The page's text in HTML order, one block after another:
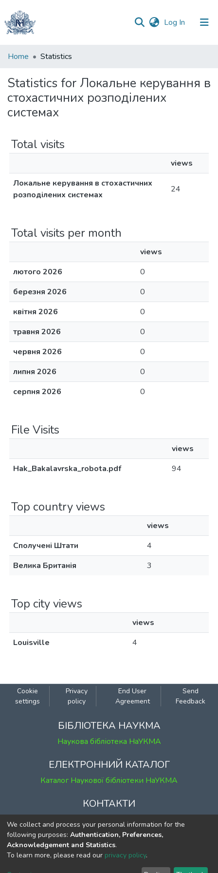
Log In (current)
Communities
Collections
All of DSpace
Home Statistics
Statistics for Локальне керування в
стохастичних розподілених
системах
Total visits
views
Локальне керування в стохастичних
розподілених системах
24
Total visits per month
views
лютого 2026
0
березня 2026
0
квітня 2026
0
травня 2026
0
червня 2026
0
липня 2026
0
серпня 2026
0
File Visits
views
Hak_Bakalavrska_robota.pdf
94
Top country views
views
Сполучені Штати
4
Велика Британія
3
Top city views
views
Louisville
4
Cookie
settings
Privacy
policy
End User
Agreement
Send
Feedback
БІБЛІОТЕКА НАУКМА
Наукова бібліотека НаУКМА
ЕЛЕКТРОННИЙ КАТАЛОГ
Каталог Наукової бібліотеки НаУКМА
КОНТАКТИ
м. Київ, вул. Григорія Сковороди, 2
к. 1, к. 120
тел. (044) 463-69-31
ekmair@ukma.edu.ua
We collect and process your personal information for the
following purposes: Authentication, Preferences,
Acknowledgement and Statistics.
To learn more, please read our privacy policy.